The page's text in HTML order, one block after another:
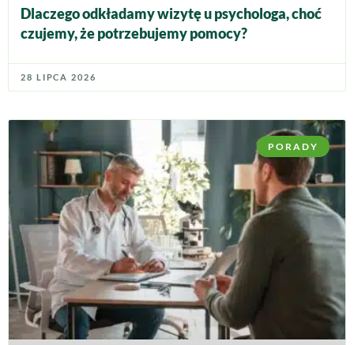
Dlaczego odkładamy wizytę u psychologa, choć
czujemy, że potrzebujemy pomocy?
28 LIPCA 2026
PORADY